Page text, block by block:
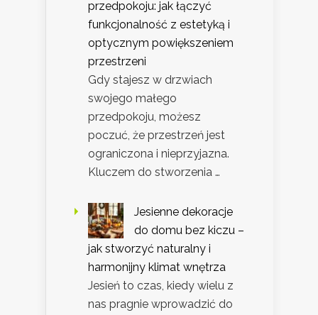
przedpokoju: jak łączyć
funkcjonalność z estetyką i
optycznym powiększeniem
przestrzeni
Gdy stajesz w drzwiach
swojego małego
przedpokoju, możesz
poczuć, że przestrzeń jest
ograniczona i nieprzyjazna.
Kluczem do stworzenia …
Jesienne dekoracje
do domu bez kiczu –
jak stworzyć naturalny i
harmonijny klimat wnętrza
Jesień to czas, kiedy wielu z
nas pragnie wprowadzić do